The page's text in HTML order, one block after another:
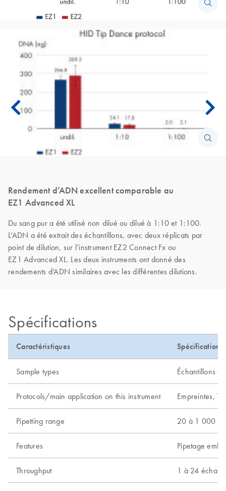
Rendement d’ADN excellent comparable au
EZ1 Advanced XL
Du sang pur a été utilisé non dilué ou dilué à 1:10 et 1:100.
L’ADN a été extrait des échantillons, avec deux réplicats par
point de dilution, sur l’instrument EZ2 Connect Fx ou
EZ1 Advanced XL. Les deux instruments ont donné des
rendements d’ADN similaires avec les différentes dilutions.
Spécifications
Caractéristiques Spécifications
Sample types Échantillons
Protocols/main application on this instrument Empreintes,
Pipetting range 20 à 1 000 µl
Features Pipetage
Throughput 1 à 24